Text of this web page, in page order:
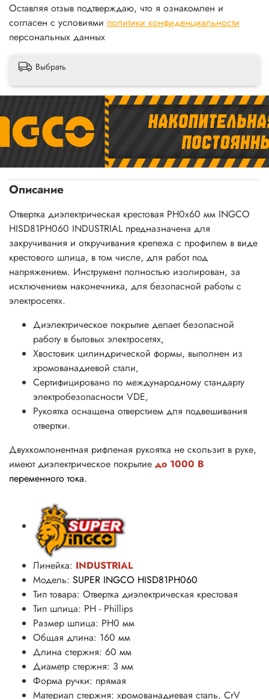
Оставляя отзыв подтверждаю, что я ознакомлен и
согласен с условиями политики конфиденциальности
персональных данных
Выбрать
Описание
Отвертка диэлектрическая крестовая PH0x60 мм INGCO
HISD81PH060 INDUSTRIAL предназначена для
закручивания и откручивания крепежа с профилем в виде
крестового шлица, в том числе, для работ под
напряжением. Инструмент полностью изолирован, за
исключением наконечника, для безопасной работы с
электросетях.
Диэлектрическое покрытие делает безопасной
работу в бытовых электросетях,
Хвостовик цилиндрической формы, выполнен из
хромованадиевой стали,
Сертифицировано по международному стандарту
электробезопасности VDE,
Рукоятка оснащена отверстием для подвешивания
отвертки.
Двухкомпонентная рифленая рукоятка не скользит в руке,
имеют диэлектрическое покрытие до 1000 В
переменного тока.
Линейка: INDUSTRIAL
Модель: SUPER INGCO HISD81PH060
Тип товара: Отвертка диэлектрическая крестовая
Тип шлица: PH - Phillips
Размер шлица: PH0 мм
Общая длина: 160 мм
Длина стержня: 60 мм
Диаметр стержня: 3 мм
Форма ручки: прямая
Материал стержня: хромованадиевая сталь, CrV